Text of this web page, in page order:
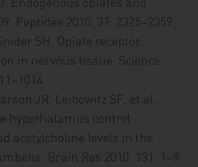
Peptides 2010; 31: 2325–2359.
SH. Opiate receptor:
in nervous tissue. Science
JR, Leibowitz SF, et al.
hypothalamus control
acetylcholine levels in the
Brain Res 2010; 131: 1–9.